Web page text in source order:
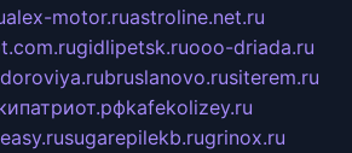
alex-motor.ruastroline.net.ru
gidlipetsk.ruooo-driada.ru
bruslanovo.rusiterem.ru
kafekolizey.ru
sugarepilekb.rugrinox.ru